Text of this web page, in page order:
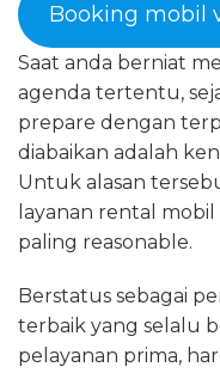
Booking mobil
Saat anda berniat
agenda tertentu,
prepare dengan
diabaikan adalah
Untuk alasan
layanan rental
paling reasonable.
Berstatus sebagai
terbaik yang selalu
pelayanan prima,